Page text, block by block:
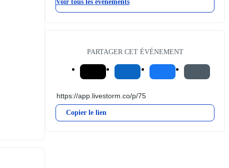
Voir tous les événements
PARTAGER CET ÉVÉNEMENT
Copier le lien